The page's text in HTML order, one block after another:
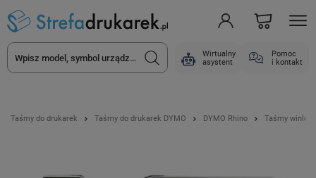
Wirtualny
asystent
Pomoc
i kontakt
Taśmy do drukarek Taśmy do drukarek DYMO DYMO Rhino Taśmy